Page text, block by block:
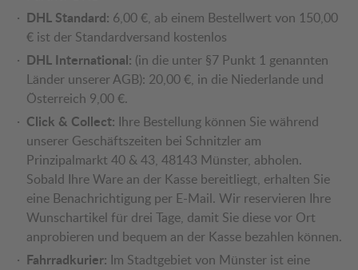
DHL Standard: 6,00 €, ab einem Bestellwert von 150,00
€ ist der Standardversand kostenlos
DHL International: (in die unter §7 Punkt 1 genannten
Länder unserer AGB): 20,00 €, in die Niederlande und
Österreich 9,00 €.
Click & Collect: Ihre Bestellung können Sie während
unserer Geschäftszeiten bei Schnitzler am
Prinzipalmarkt 40 & 43, 48143 Münster, abholen.
Sobald Ihre Ware an der Kasse bereitliegt, erhalten Sie
eine Benachrichtigung per E-Mail. Wir reservieren Ihre
Wunschartikel für drei Tage, damit Sie diese vor Ort
anprobieren und bequem an der Kasse bezahlen können.
Fahrradkurier: Im Stadtgebiet von Münster ist eine